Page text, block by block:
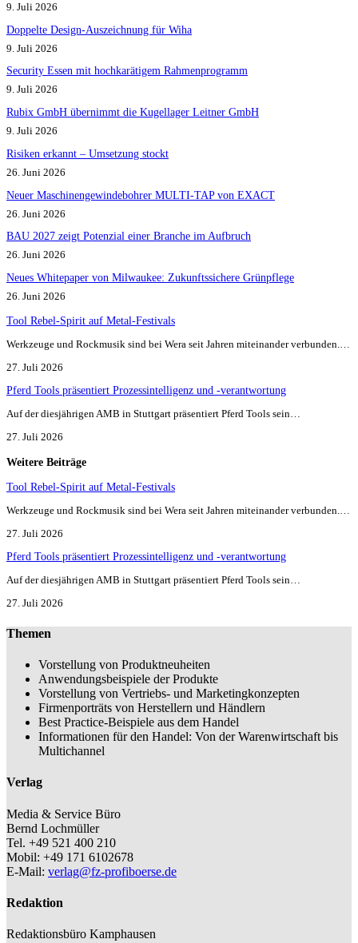
9. Juli 2026
Doppelte Design-Auszeichnung für Wiha
9. Juli 2026
Security Essen mit hochkarätigem Rahmenprogramm
9. Juli 2026
Rubix GmbH übernimmt die Kugellager Leitner GmbH
9. Juli 2026
Risiken erkannt – Umsetzung stockt
26. Juni 2026
Neuer Maschinengewindebohrer MULTI-TAP von EXACT
26. Juni 2026
BAU 2027 zeigt Potenzial einer Branche im Aufbruch​
26. Juni 2026
Neues Whitepaper von Milwaukee: Zukunftssichere Grünpflege
26. Juni 2026
Tool Rebel-Spirit auf Metal-Festivals
Werkzeuge und Rockmusik sind bei Wera seit Jahren miteinander verbunden.…
27. Juli 2026
Pferd Tools präsentiert Prozessintelligenz und -verantwortung
Auf der diesjährigen AMB in Stuttgart präsentiert Pferd Tools sein…
27. Juli 2026
Weitere Beiträge
Tool Rebel-Spirit auf Metal-Festivals
Werkzeuge und Rockmusik sind bei Wera seit Jahren miteinander verbunden.…
27. Juli 2026
Pferd Tools präsentiert Prozessintelligenz und -verantwortung
Auf der diesjährigen AMB in Stuttgart präsentiert Pferd Tools sein…
27. Juli 2026
Themen
Vorstellung von Produktneuheiten
Anwendungsbeispiele der Produkte
Vorstellung von Vertriebs- und Marketingkonzepten
Firmenporträts von Herstellern und Händlern
Best Practice-Beispiele aus dem Handel
Informationen für den Handel: Von der Warenwirtschaft bis
Multichannel
Verlag
Media & Service Büro
Bernd Lochmüller
Tel. +49 521 400 210
Mobil: +49 171 6102678
E-Mail: verlag@fz-profiboerse.de
Redaktion
Redaktionsbüro Kamphausen